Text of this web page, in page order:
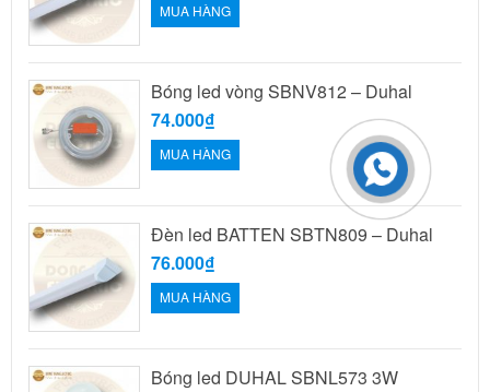
MUA HÀNG
Bóng led vòng SBNV812 – Duhal
74.000₫
MUA HÀNG
Đèn led BATTEN SBTN809 – Duhal
76.000₫
MUA HÀNG
Bóng led DUHAL SBNL573 3W